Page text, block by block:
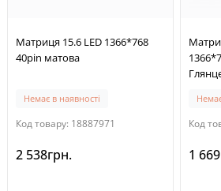
Матриця 15.6 LED 1366*768
40pin матова
Немає в наявності
Код товару: 18887971
2 538грн.
Код
1